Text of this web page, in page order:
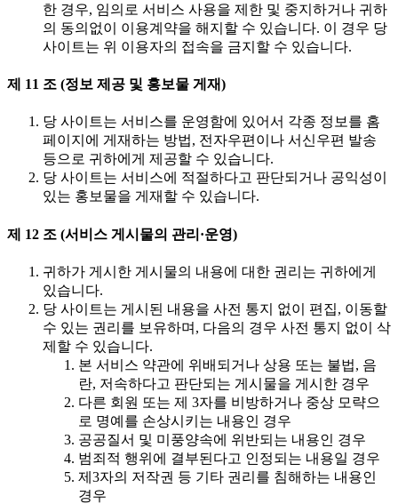
한 경우, 임의로 서비스 사용을 제한 및 중지하거나 귀하
의 동의없이 이용계약을 해지할 수 있습니다. 이 경우 당
사이트는 위 이용자의 접속을 금지할 수 있습니다.
제 11 조 (정보 제공 및 홍보물 게재)
당 사이트는 서비스를 운영함에 있어서 각종 정보를 홈
페이지에 게재하는 방법, 전자우편이나 서신우편 발송
등으로 귀하에게 제공할 수 있습니다.
당 사이트는 서비스에 적절하다고 판단되거나 공익성이
있는 홍보물을 게재할 수 있습니다.
제 12 조 (서비스 게시물의 관리·운영)
귀하가 게시한 게시물의 내용에 대한 권리는 귀하에게
있습니다.
당 사이트는 게시된 내용을 사전 통지 없이 편집, 이동할
수 있는 권리를 보유하며, 다음의 경우 사전 통지 없이 삭
제할 수 있습니다.
본 서비스 약관에 위배되거나 상용 또는 불법, 음
란, 저속하다고 판단되는 게시물을 게시한 경우
다른 회원 또는 제 3자를 비방하거나 중상 모략으
로 명예를 손상시키는 내용인 경우
공공질서 및 미풍양속에 위반되는 내용인 경우
범죄적 행위에 결부된다고 인정되는 내용일 경우
제3자의 저작권 등 기타 권리를 침해하는 내용인
경우